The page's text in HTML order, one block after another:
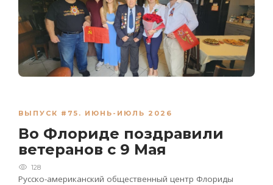
ВЫПУСК #75. ИЮНЬ-ИЮЛЬ 2026
Во Флориде поздравили
ветеранов с 9 Мая
128
Русско-американский общественный центр Флориды